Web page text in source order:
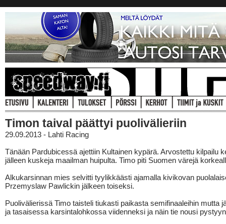
Timon taival päättyi puolivälieriin
29.09.2013 - Lahti Racing
Tänään Pardubicessä ajettiin Kultainen kypärä. Arvostettu kilpailu
jälleen kuskeja maailman huipulta. Timo piti Suomen värejä
Alkukarsinnan mies selvitti tyylikkäästi ajamalla kivikovan
Przemyslaw Pawlickin jälkeen toiseksi.
Puolivälierissä Timo taisteli tiukasti paikasta semifinaaleihin mutta
ja tasaisessa karsintalohkossa viidenneksi ja näin tie nousi